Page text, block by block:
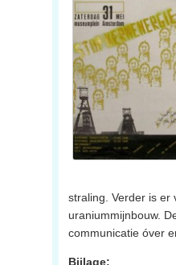
straling. Verder is er
uraniummijnbouw.
communicatie óver
Bijlage: